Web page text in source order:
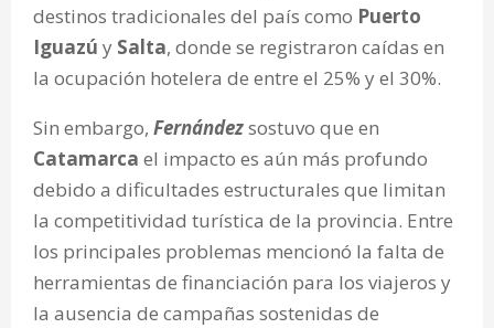
destinos tradicionales del país como Puerto
Iguazú y Salta, donde se registraron caídas en
la ocupación hotelera de entre el 25% y el 30%.
Sin embargo, Fernándezsostuvo que en
Catamarca el impacto es aún más profundo
debido a dificultades estructurales que limitan
la competitividad turística de la provincia. Entre
los principales problemas mencionó la falta de
herramientas de financiación para los viajeros y
la ausencia de campañas sostenidas de